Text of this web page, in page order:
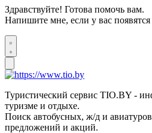
Здравствуйте! Готова помочь вам.
Напишите мне, если у вас
Туристический сервис TIO.BY -
туризме и отдыхе.
Поиск автобусных, ж/д и
предложений и акций.